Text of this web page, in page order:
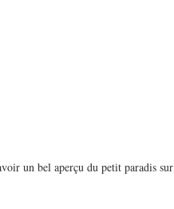
un bel aperçu du petit paradis sur